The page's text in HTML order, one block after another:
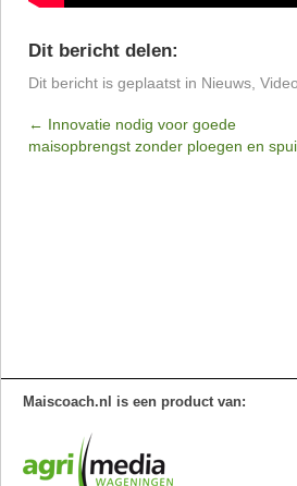
Dit bericht delen:
Dit bericht is geplaatst in Nieuws Video
← Innovatie nodig voor goede
maisopbrengst zonder ploegen en
Maiscoach.nl is een product van: